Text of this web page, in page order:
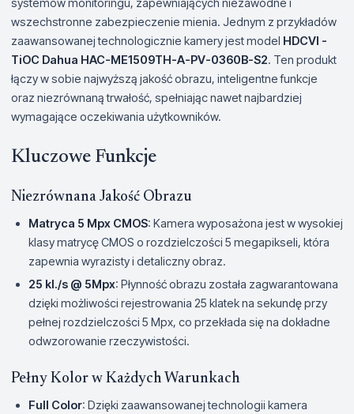
systemów monitoringu, zapewniających niezawodne i
wszechstronne zabezpieczenie mienia. Jednym z przykładów
zaawansowanej technologicznie kamery jest model HDCVI -
TiOC Dahua HAC-ME1509TH-A-PV-0360B-S2. Ten produkt
łączy w sobie najwyższą jakość obrazu, inteligentne funkcje
oraz niezrównaną trwałość, spełniając nawet najbardziej
wymagające oczekiwania użytkowników.
Kluczowe Funkcje
Niezrównana Jakość Obrazu
Matryca 5 Mpx CMOS: Kamera wyposażona jest w wysokiej
klasy matrycę CMOS o rozdzielczości 5 megapikseli, która
zapewnia wyrazisty i detaliczny obraz.
25 kl./s @ 5Mpx: Płynność obrazu została zagwarantowana
dzięki możliwości rejestrowania 25 klatek na sekundę przy
pełnej rozdzielczości 5 Mpx, co przekłada się na dokładne
odwzorowanie rzeczywistości.
Pełny Kolor w Każdych Warunkach
Full Color: Dzięki zaawansowanej technologii kamera